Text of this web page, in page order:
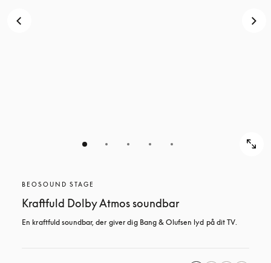
BEOSOUND STAGE
Kraftfuld Dolby Atmos soundbar
En kraftfuld soundbar, der giver dig Bang & Olufsen lyd på dit TV.